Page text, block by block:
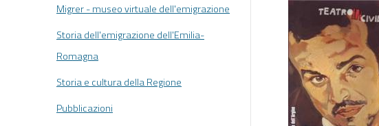
Migrer - museo virtuale dell'emigrazione
Storia dell'emigrazione dell'Emilia-
Romagna
Storia e cultura della Regione
Pubblicazioni